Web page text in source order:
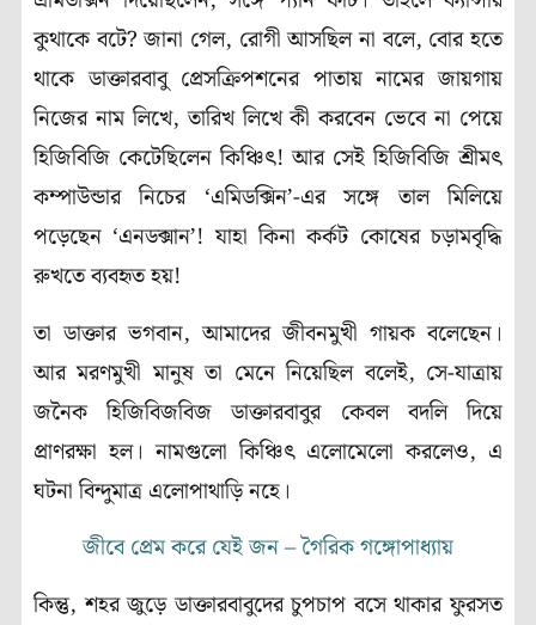
কুথাকে বটে? জানা গেল, রোগী আসছিল না বলে, বোর হতে
থাকে ডাক্তারবাবু প্রেসক্রিপশনের পাতায় নামের জায়গায়
নিজের নাম লিখে, তারিখ লিখে কী করবেন ভেবে না পেয়ে
হিজিবিজি কেটেছিলেন কিঞ্চিৎ! আর সেই হিজিবিজি শ্রীমৎ
কম্পাউন্ডার নিচের ‘এমিডক্সিন’-এর সঙ্গে তাল মিলিয়ে
পড়েছেন ‘এনডক্সান’! যাহা কিনা কর্কট কোষের চড়ামবৃদ্ধি
রুখতে ব্যবহৃত হয়!
তা ডাক্তার ভগবান, আমাদের জীবনমুখী গায়ক বলেছেন।
আর মরণমুখী মানুষ তা মেনে নিয়েছিল বলেই, সে-যাত্রায়
জনৈক হিজিবিজবিজ ডাক্তারবাবুর কেবল বদলি দিয়ে
প্রাণরক্ষা হল। নামগুলো কিঞ্চিৎ এলোমেলো করলেও, এ
ঘটনা বিন্দুমাত্র এলোপাথাড়ি নহে।
জীবে প্রেম করে যেই জন – গৈরিক গঙ্গোপাধ্যায়
কিন্তু, শহর জুড়ে ডাক্তারবাবুদের চুপচাপ বসে থাকার ফুরসত